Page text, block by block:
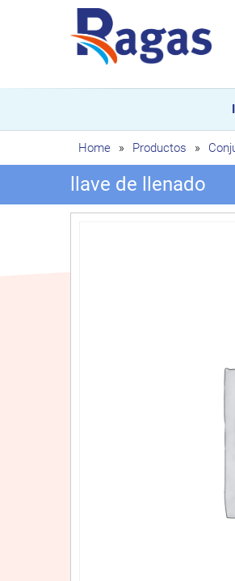
Home » Productos »
llave de llenado